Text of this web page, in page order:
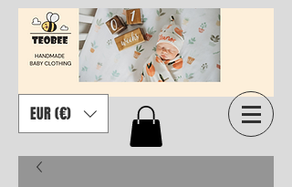
EUR (€)